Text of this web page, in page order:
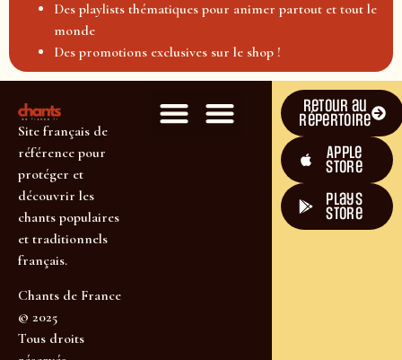
Des playlists thématiques pour animer partout et tout le
monde
Des promotions exclusives sur le shop !
Site français de
référence pour
protéger et
découvrir les
chants populaires
et traditionnels
français.
Chants de France
© 2025
Tous droits
Retour au
répertoire
Apple
Store
plays
store